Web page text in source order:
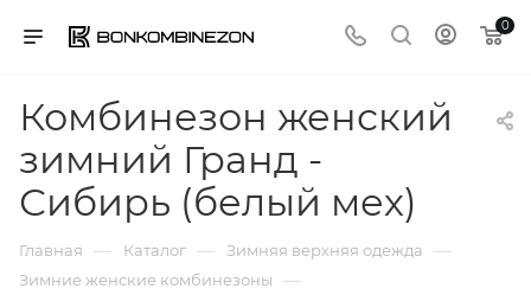
0
Комбинезон женский
зимний Гранд -
Сибирь (белый мех)
Главная — Каталог — Зимняя верхняя одежда —
Зимние женские комбинезоны —